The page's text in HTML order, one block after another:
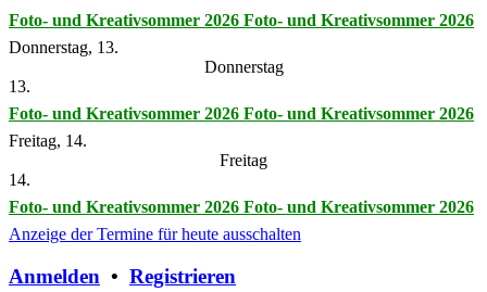
Foto- und Kreativsommer 2026 Foto- und Kreativsommer 2026
Donnerstag, 13.
Donnerstag
13.
Foto- und Kreativsommer 2026 Foto- und Kreativsommer 2026
Freitag, 14.
Freitag
14.
Foto- und Kreativsommer 2026 Foto- und Kreativsommer 2026
Anzeige der Termine für heute ausschalten
Anmelden • Registrieren